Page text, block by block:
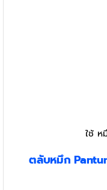
ใช้ ห
ตลับหมึก